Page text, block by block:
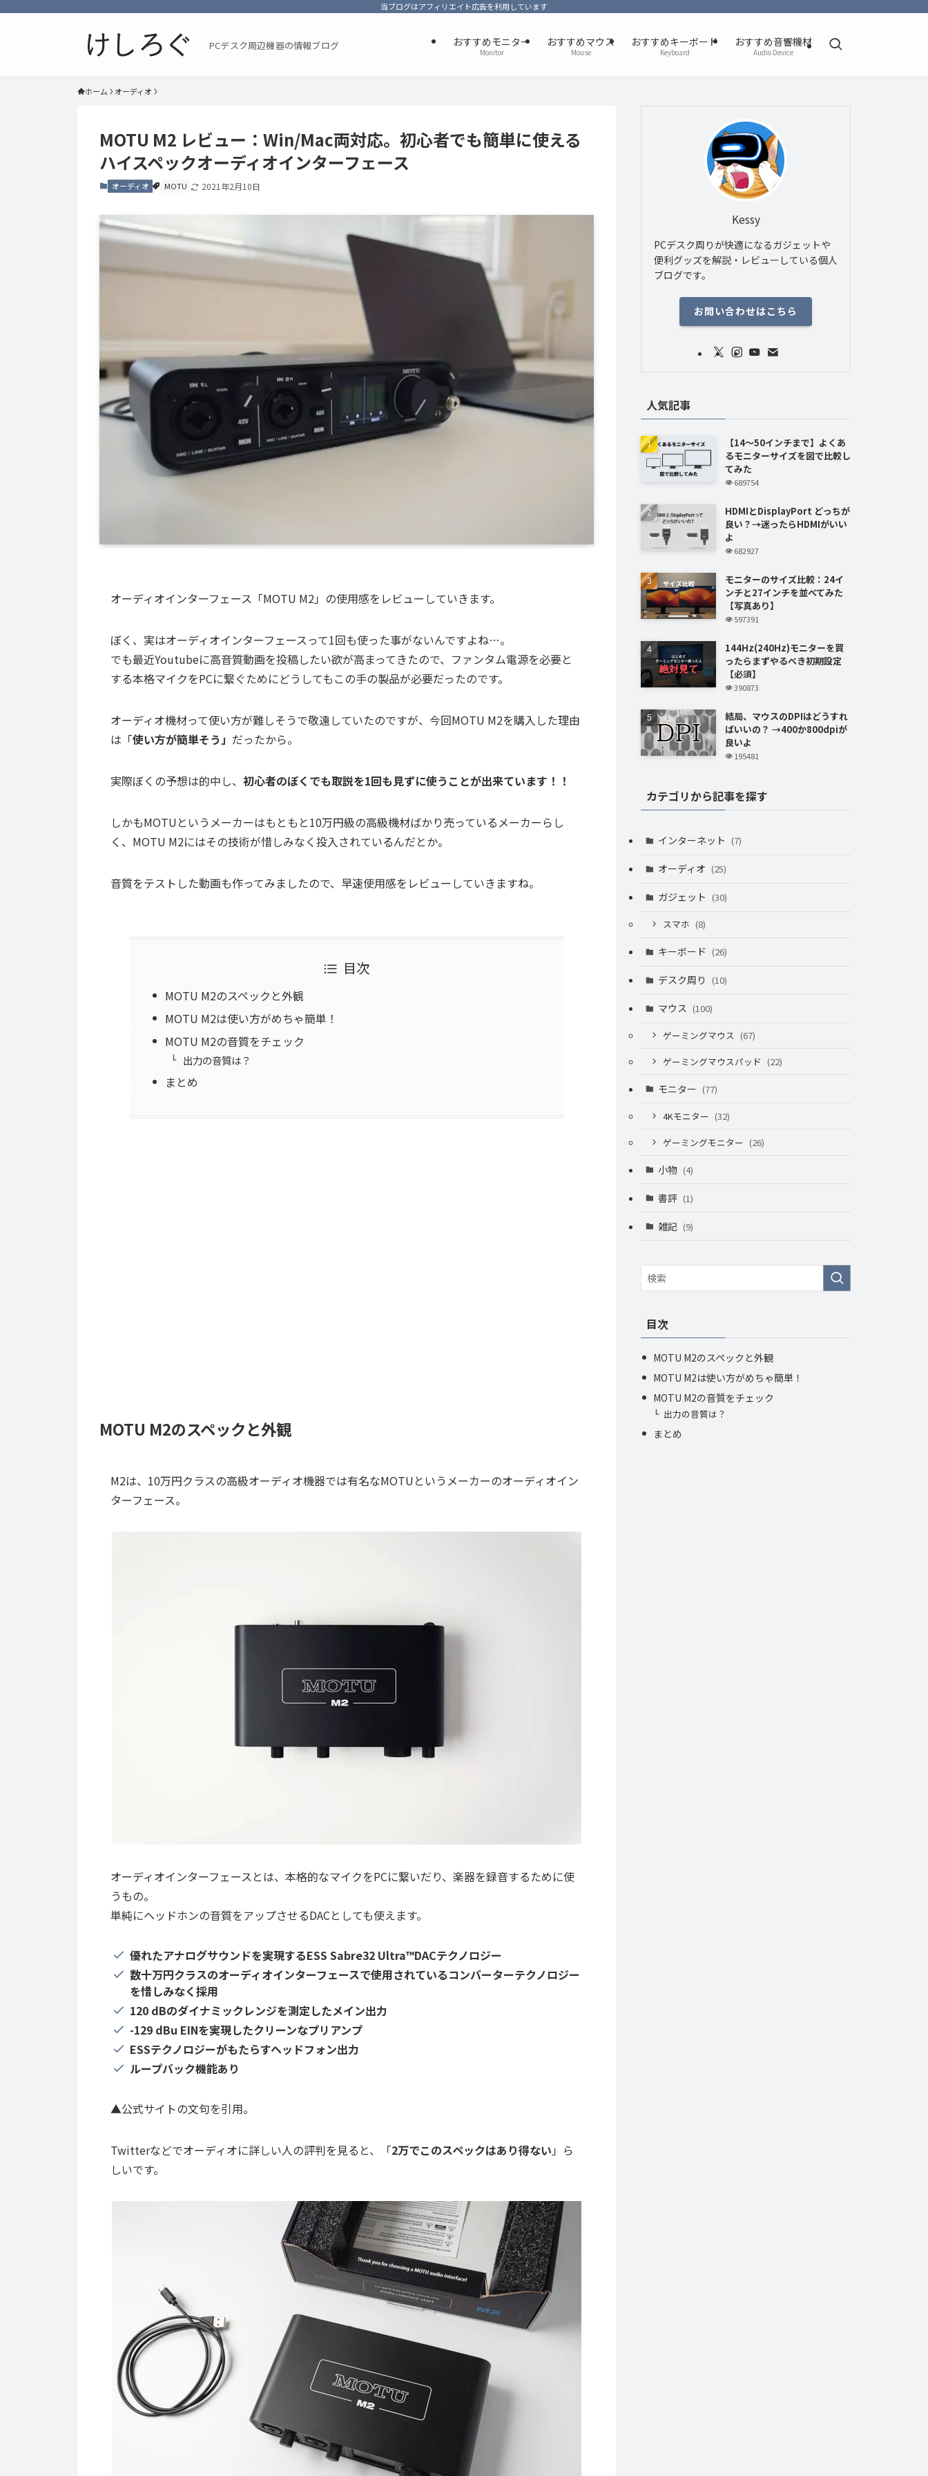
当ブログはアフィリエイト広告を利用しています
PCデスク周辺機器の情報ブログ おすすめモニター
Monitor
おすすめマウス
Mouse
おすすめキーボード
Keyboard
おすすめ音響機材
Audio Device
ホーム オーディオ
MOTU M2 レビュー：Win/Mac両対応。初心者でも簡単に使える
ハイスペックオーディオインターフェース
オーディオ MOTU 2021年2月10日
オーディオインターフェース「MOTU M2」の使用感をレビューしていきます。
ぼく、実はオーディオインターフェースって1回も使った事がないんですよね…。
でも最近Youtubeに高音質動画を投稿したい欲が高まってきたので、ファンタム電源を必要と
する本格マイクをPCに繋ぐためにどうしてもこの手の製品が必要だったのです。
オーディオ機材って使い方が難しそうで敬遠していたのですが、今回MOTU M2を購入した理由
は「使い方が簡単そう」 だったから。
実際ぼくの予想は的中し、 初心者のぼくでも取説を1回も見ずに使うことが出来ています！！
しかもMOTUというメーカーはもともと10万円級の高級機材ばかり売っているメーカーらし
く、MOTU M2にはその技術が惜しみなく投入されているんだとか。
音質をテストした動画も作ってみましたので、早速使用感をレビューしていきますね。
目次
MOTU M2のスペックと外観
MOTU M2は使い方がめちゃ簡単！
MOTU M2の音質をチェック
出力の音質は？
まとめ
MOTU M2のスペックと外観
M2は、10万円クラスの高級オーディオ機器では有名なMOTUというメーカーのオーディオイン
ターフェース。
オーディオインターフェースとは、本格的なマイクをPCに繋いだり、楽器を録音するために使
うもの。
単純にヘッドホンの音質をアップさせるDACとしても使えます。
優れたアナログサウンドを実現するESS Sabre32 Ultra™DACテクノロジー
数十万円クラスのオーディオインターフェースで使用されているコンバーターテクノロジー
を惜しみなく採用
120 dBのダイナミックレンジを測定したメイン出力
-129 dBu EINを実現したクリーンなプリアンプ
ESSテクノロジーがもたらすヘッドフォン出力
ループバック機能あり
▲公式サイトの文句を引用。
Twitterなどでオーディオに詳しい人の評判を見ると、「2万でこのスペックはあり得ない 」ら
しいです。
Kessy
PCデスク周りが快適になるガジェットや
便利グッズを解説・レビューしている個人
ブログです。
お問い合わせはこちら
人気記事
【14～50インチまで】よくあ
るモニターサイズを図で比較し
てみた
689754
HDMIとDisplayPort どっちが
良い？→迷ったらHDMIがいい
よ
682927
モニターのサイズ比較：24イ
ンチと27インチを並べてみた
【写真あり】
597391
144Hz(240Hz)モニターを買
ったらまずやるべき初期設定
【必須】
390873
結局、マウスのDPIはどうすれ
ばいいの？ →400か800dpiが
良いよ
195481
カテゴリから記事を探す
インターネット (7)
オーディオ (25)
ガジェット (30)
スマホ (8)
キーボード (26)
デスク周り (10)
マウス (100)
ゲーミングマウス (67)
ゲーミングマウスパッド (22)
モニター (77)
4Kモニター (32)
ゲーミングモニター (26)
小物 (4)
書評 (1)
雑記 (9)
目次
MOTU M2のスペックと外観
MOTU M2は使い方がめちゃ簡単！
MOTU M2の音質をチェック
出力の音質は？
まとめ